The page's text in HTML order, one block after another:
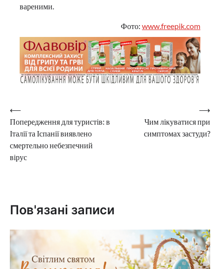
вареними.
Фото: www.freepik.com
Навігація
записів
⟵
Попередження для туристів: в
Італії та Іспанії виявлено
смертельно небезпечний
вірус
Чим лікуватися при
симптомах застуди?
⟶
Пов'язані записи